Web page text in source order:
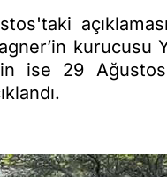
kurucusu
ise 29